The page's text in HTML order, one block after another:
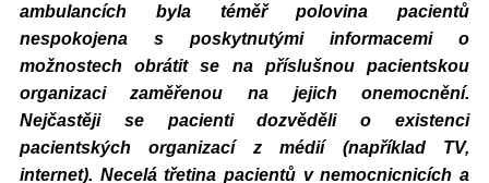
ambulancích byla téměř polovina pacientů
nespokojena s poskytnutými informacemi o
možnostech obrátit se na příslušnou pacientskou
organizaci zaměřenou na jejich onemocnění.
Nejčastěji se pacienti dozvěděli o existenci
pacientských organizací z médií (například TV,
internet). Necelá třetina pacientů v nemocnicnicích a